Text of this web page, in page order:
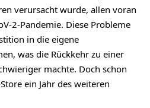
verursacht wurde, allen voran
2-Pandemie. Diese Probleme
in die eigene
was die Rückkehr zu einer
machte. Doch schon
ein Jahr des weiteren